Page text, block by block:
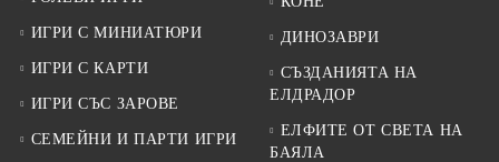
ИГРИ С МИНИАТЮРИ
ИГРИ С КАРТИ
ИГРИ СЪС ЗАРОВЕ
СЕМЕЙНИ И ПАРТИ ИГРИ
ДИНОЗАВРИ
СЪЗДАНИЯТА НА
ЕЛДРАДОР
ЕЛФИТЕ ОТ СВЕТА НА
БАЯЛА